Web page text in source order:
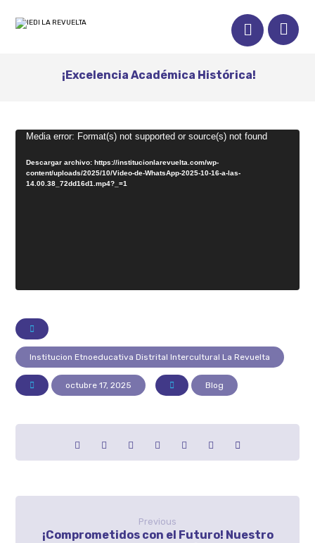
¡Excelencia Académica Histórica!
Reproductor
vídeo
Media error: Format(s) not supported or source(s) not found
Descargar archivo: https://institucionlarevuelta.com/wp-
content/uploads/2025/10/Video-de-WhatsApp-2025-10-16-a-las-
14.00.38_72dd16d1.mp4?_=1
Institucion Etnoeducativa Distrital Intercultural La Revuelta
octubre 17, 2025 Blog
Previous
¡Comprometidos con el Futuro! Nuestro